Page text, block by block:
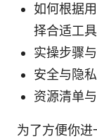
如何根据
择合适工具
实操步骤
安全与隐
资源清单
为了方便你进